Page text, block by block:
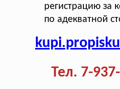
регистрацию за
по адекватной
Тел. 7-